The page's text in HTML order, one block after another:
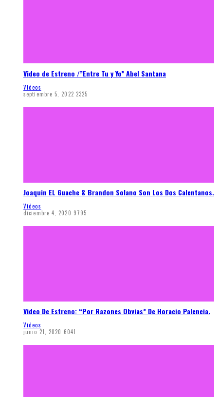
Video de Estreno /”Entre Tu y Yo” Abel Santana
Videos
septiembre 5, 2022 2325
Joaquin EL Guache & Brandon Solano Son Los Dos Calentanos.
Videos
diciembre 4, 2020 9795
Video De Estreno: “Por Razones Obvias” De Horacio Palencia.
Videos
junio 21, 2020 6041